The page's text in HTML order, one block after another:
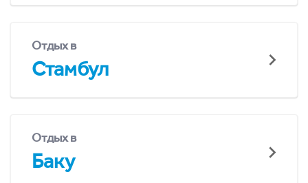
Отдых в
Стамбул
Отдых в
Баку